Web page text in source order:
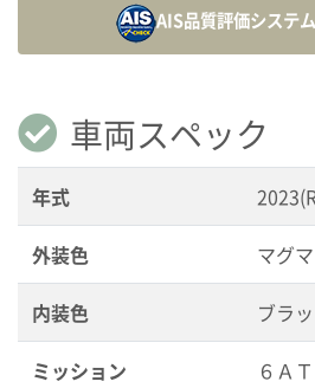
AIS品質評価システム
車両スペック
年式
外装色 マグ
内装色 ブラ
ミッション ６ＡＴ